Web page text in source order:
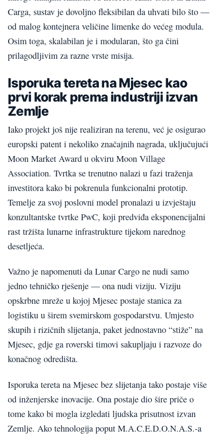
Carga, sustav je dovoljno fleksibilan da uhvati bilo što —
od malog kontejnera veličine limenke do većeg modula.
Osim toga, skalabilan je i modularan, što ga čini
prilagodljivim za razne vrste misija.
Isporuka tereta na Mjesec kao
prvi korak prema industriji izvan
Zemlje
Iako projekt još nije realiziran na terenu, već je osigurao
europski patent i nekoliko značajnih nagrada, uključujući
Moon Market Award u okviru Moon Village
Association. Tvrtka se trenutno nalazi u fazi traženja
investitora kako bi pokrenula funkcionalni prototip.
Temelje za svoj poslovni model pronalazi u izvještaju
konzultantske tvrtke PwC, koji predviđa eksponencijalni
rast tržišta lunarne infrastrukture tijekom narednog
desetljeća.
Važno je napomenuti da Lunar Cargo ne nudi samo
jedno tehničko rješenje — ona nudi viziju. Viziju
opskrbne mreže u kojoj Mjesec postaje stanica za
logistiku u širem svemirskom gospodarstvu. Umjesto
skupih i rizičnih slijetanja, paket jednostavno “stiže” na
Mjesec, gdje ga roverski timovi sakupljaju i razvoze do
konačnog odredišta.
Isporuka tereta na Mjesec bez slijetanja tako postaje više
od inženjerske inovacije. Ona postaje dio šire priče o
tome kako bi mogla izgledati ljudska prisutnost izvan
Zemlje. Ako tehnologija poput M.A.C.E.D.O.N.A.S.-a